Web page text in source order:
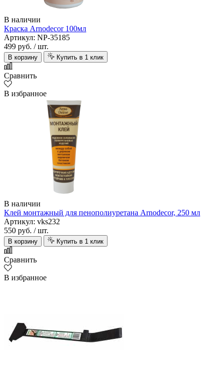
В наличии
Краска Arnodecor 100мл
Артикул: NP-35185
499 руб. / шт.
В корзину Купить в 1 клик
Сравнить
В избранное
В наличии
Клей монтажный для пенополиуретана Arnodecor, 250 мл
Артикул: vks232
550 руб. / шт.
В корзину Купить в 1 клик
Сравнить
В избранное